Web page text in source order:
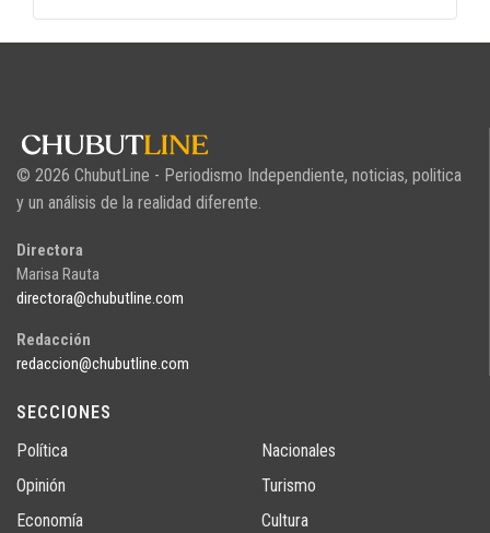
© 2026 ChubutLine - Periodismo Independiente, noticias, politica
y un análisis de la realidad diferente.
Directora
Marisa Rauta
directora@chubutline.com
Redacción
redaccion@chubutline.com
SECCIONES
Política
Opinión
Economía
Nacionales
Turismo
Cultura